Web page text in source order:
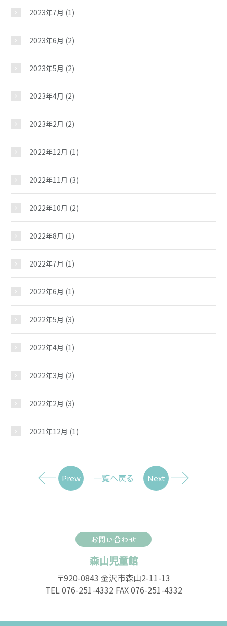
スケジュール
施設紹介
ギャラリー
教室紹介
児童クラブ
2023年7月 (1)
2023年6月 (2)
2023年5月 (2)
2023年4月 (2)
2023年2月 (2)
2022年12月 (1)
2022年11月 (3)
2022年10月 (2)
2022年8月 (1)
2022年7月 (1)
2022年6月 (1)
2022年5月 (3)
2022年4月 (1)
2022年3月 (2)
2022年2月 (3)
2021年12月 (1)
Prew 一覧へ戻る Next
お問い合わせ
森山児童館
〒920-0843 金沢市森山2-11-13
TEL 076-251-4332 FAX 076-251-4332